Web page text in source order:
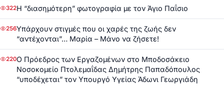
322Η “διασημότερη” φωτογραφία με τον Άγιο Παΐσιο
256Υπάρχουν στιγμές που οι χαρές της ζωής δεν
“αντέχονται”… Μαρία – Μάνο να ζήσετε!
220Ο Πρόεδρος των Εργαζομένων στο Μποδοσάκειο
Νοσοκομείο Πτολεμαΐδας Δημήτρης Παπαδόπουλος
“υποδέχεται” τον Υπουργό Υγείας Άδωνι Γεωργιάδη